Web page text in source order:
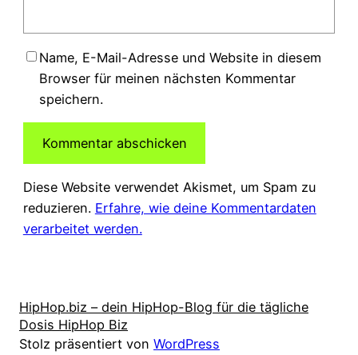
Name, E-Mail-Adresse und Website in diesem
Browser für meinen nächsten Kommentar
speichern.
Diese Website verwendet Akismet, um Spam zu
reduzieren. Erfahre, wie deine Kommentardaten
verarbeitet werden.
HipHop.biz – dein HipHop-Blog für die tägliche
Dosis HipHop Biz
Stolz präsentiert von WordPress